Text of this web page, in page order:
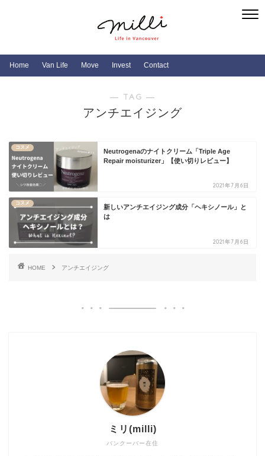
Home Van Life Move Invest Contact
― TAG ―
アンチエイジング
コスメ
Neutrogenaのナイトクリーム「Triple Age
Repair moisturizer」【使い切りレビュー】
2021年7月6日
コスメ
新しいアンチエイジング成分「ヘキシノール」と
は
2021年7月6日
HOME アンチエイジング
バンクーバー在住
ミリ(milli)